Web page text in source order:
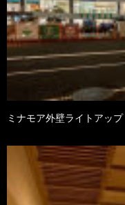
ミナモア外壁ライトアップ